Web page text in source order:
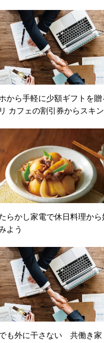
から手軽に少額ギフトを贈
カフェの割引券からスキ
DUAL）
らかし家電で休日料理から
よう
も外に干さない 共働き家